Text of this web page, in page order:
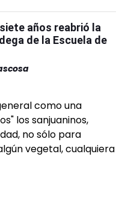
años reabrió la
de la Escuela de
como una
los sanjuaninos,
no sólo para
vegetal, cualquiera